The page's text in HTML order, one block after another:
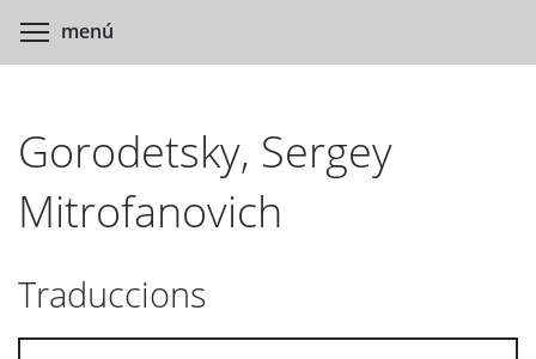
menú
Gorodetsky, Sergey
Mitrofanovich
Traduccions